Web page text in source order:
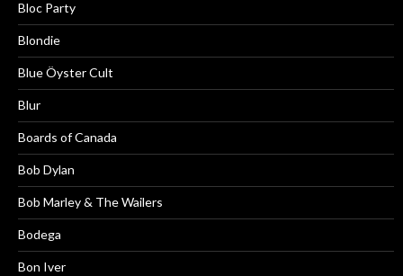
Bloc Party
Blondie
Blue Öyster Cult
Blur
Boards of Canada
Bob Dylan
Bob Marley & The Wailers
Bodega
Bon Iver